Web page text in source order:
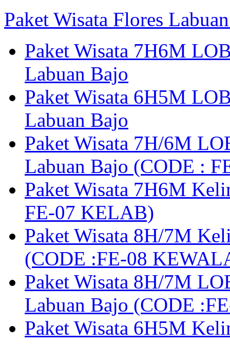
Paket Wisata Flores
Paket Wisata 7H6M
Labuan Bajo
Paket Wisata 6H5M
Labuan Bajo
Paket Wisata 7H/6M
Labuan Bajo (CODE :
Paket Wisata 7H6M
FE-07 KELAB)
Paket Wisata 8H/7M
(CODE :FE-08
Paket Wisata 8H/7M
Labuan Bajo (CODE
Paket Wisata 6H5M